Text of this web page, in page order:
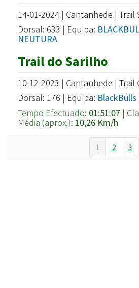
14-01-2024 | Cantanhede | Trail
Dorsal: 633 | Equipa:
NEUTURA
Trail do Sarilho
10-12-2023 | Cantanhede | Trail
Dorsal: 176 | Equipa:
Tempo Efectuado: 01:51:07 |
Média (aprox.): 10,26 Km/h
1 2 3